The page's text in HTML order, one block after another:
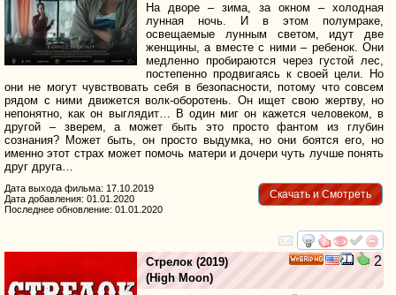
На дворе – зима, за окном – холодная
лунная ночь. И в этом полумраке,
освещаемые лунным светом, идут две
женщины, а вместе с ними – ребенок. Они
медленно пробираются через густой лес,
постепенно продвигаясь к своей цели. Но
они не могут чувствовать себя в безопасности, потому что совсем
рядом с ними движется волк-оборотень. Он ищет свою жертву, но
непонятно, как он выглядит… В один миг он кажется человеком, в
другой – зверем, а может быть это просто фантом из глубин
сознания? Может быть, он просто выдумка, но они боятся его, но
именно этот страх может помочь матери и дочери чуть лучше понять
друг друга…
Скачать и Смотреть
Дата выхода фильма: 17.10.2019
Дата добавления: 01.01.2020
Последнее обновление: 01.01.2020
смотреть
2
Стрелок (2019)
(High Moon)